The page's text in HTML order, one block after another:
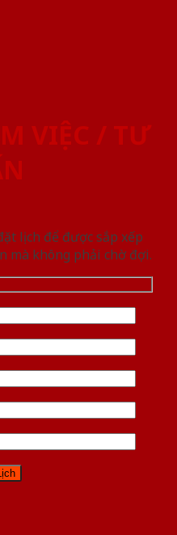
VIỆC / TƯ
lịch để được sắp xếp
mà không phải chờ đợi.